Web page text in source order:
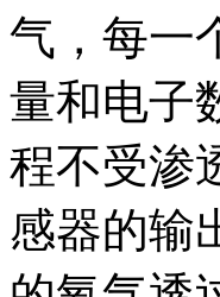
气，每一
量和电子
程不受渗
感器的输